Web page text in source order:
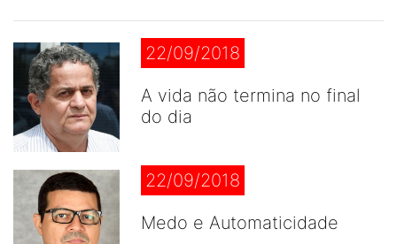
22/09/2018
A vida não termina no final
do dia
22/09/2018
Medo e Automaticidade